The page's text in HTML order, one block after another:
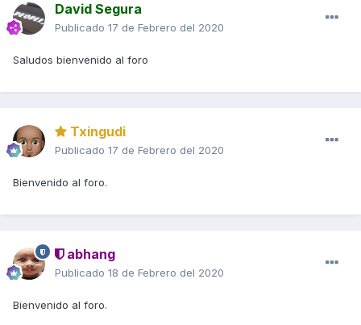
David Segura
Publicado 17 de Febrero del 2020
Saludos bienvenido al foro
Txingudi
Publicado 17 de Febrero del 2020
Bienvenido al foro.
abhang
Publicado 18 de Febrero del 2020
Bienvenido al foro.